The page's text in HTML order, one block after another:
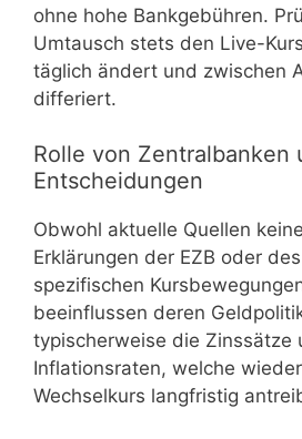
ohne hohe Bankgebühren.
Umtausch stets den Live-
täglich ändert und zwischen
differiert.
Rolle von Zentralbanken
Entscheidungen
Obwohl aktuelle Quellen
Erklärungen der EZB oder
spezifischen
beeinflussen deren
typischerweise die Zinssätze
Inflationsraten, welche
Wechselkurs langfristig